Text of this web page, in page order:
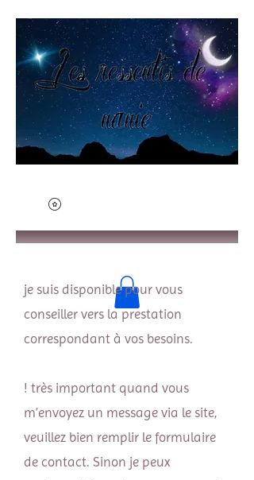
je suis disponible pour vous
conseiller vers la prestation
correspondant à vos besoins.
! très important quand vous
m’envoyez un message via le site,
veuillez bien remplir le formulaire
de contact. Sinon je peux